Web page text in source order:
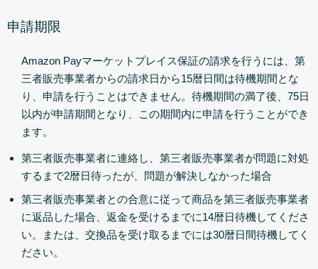
申請期限
Amazon Payマーケットプレイス保証の請求を行うには、第
三者販売事業者からの請求日から15暦日間は待機期間とな
り、申請を行うことはできません。待機期間の満了後、75日
以内が申請期間となり、この期間内に申請を行うことができ
ます。
第三者販売事業者に連絡し、第三者販売事業者が問題に対処
するまで2暦日待ったが、問題が解決しなかった場合
第三者販売事業者との合意に従って商品を第三者販売事業者
に返品した場合、返金を受けるまでに14暦日待機してくださ
い。または、交換品を受け取るまでには30暦日間待機してく
ださい。